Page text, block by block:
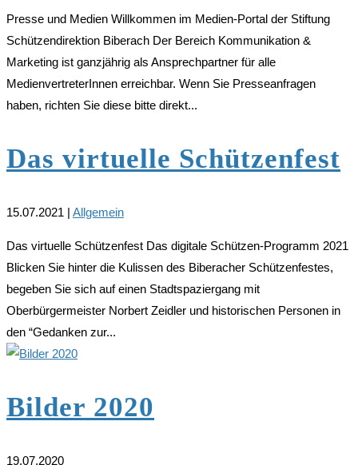
Presse und Medien Willkommen im Medien-Portal der Stiftung
Schützendirektion Biberach Der Bereich Kommunikation &
Marketing ist ganzjährig als Ansprechpartner für alle
MedienvertreterInnen erreichbar. Wenn Sie Presseanfragen
haben, richten Sie diese bitte direkt...
Das virtuelle Schützenfest
15.07.2021 | Allgemein
Das virtuelle Schützenfest Das digitale Schützen-Programm 2021
Blicken Sie hinter die Kulissen des Biberacher Schützenfestes,
begeben Sie sich auf einen Stadtspaziergang mit
Oberbürgermeister Norbert Zeidler und historischen Personen in
den “Gedanken zur...
Bilder 2020
19.07.2020